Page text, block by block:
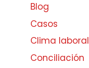
Blog
Casos
Clima laboral
Conciliación